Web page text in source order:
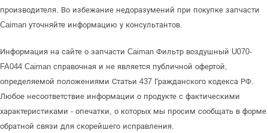
производителя. Во избежание недоразумений при покупке запчасти
Caiman уточняйте информацию у консультантов.
Информация на сайте о запчасти Caiman Фильтр воздушный U070-
FA044 Caiman справочная и не является публичной офертой,
определяемой положениями Статьи 437 Гражданского кодекса РФ.
Любое несоответствие информации о продукте с фактическими
характеристиками - опечатки, о которых мы просим сообщать в форме
обратной связи для скорейшего исправления.